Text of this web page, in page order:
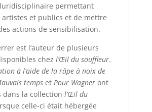
permettant
artistes et publics et de mettre
actions de sensibilisation.
est l’auteur de plusieurs
chez l’Œil du souffleur.
à l’aide de la râpe à noix de
tempset Pour Wagneront
dans la collection l’Œil du
celle-ci était hébergée